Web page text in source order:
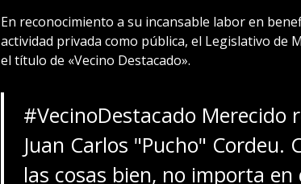
En reconocimiento a su incansable labor en
actividad privada como pública, el Legislativo de
el título de «Vecino Destacado».
#VecinoDestacado Merecido
Juan Carlos "Pucho" Cordeu.
las cosas bien, no importa en